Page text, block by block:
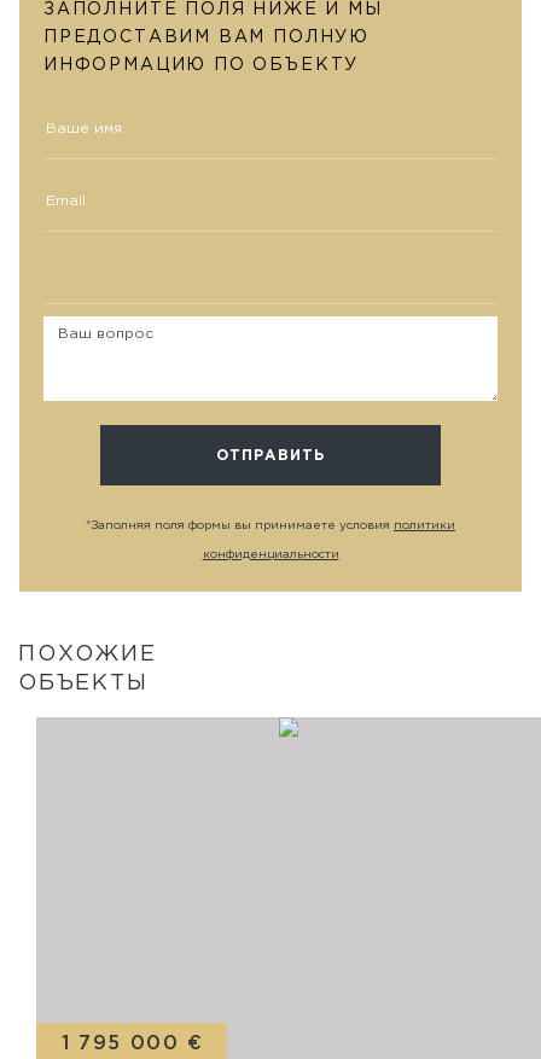
ЗАПОЛНИТЕ ПОЛЯ НИЖЕ И МЫ
ПРЕДОСТАВИМ ВАМ ПОЛНУЮ
ИНФОРМАЦИЮ ПО ОБЪЕКТУ
*Заполняя поля формы вы принимаете условия политики
конфиденциальности
ПОХОЖИЕ
ОБЪЕКТЫ
1 795 000 €